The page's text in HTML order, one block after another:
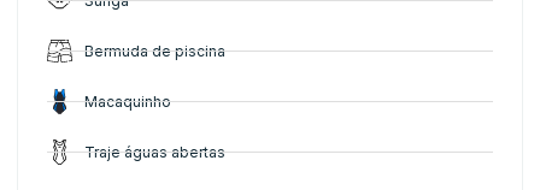
Bermuda de piscina
Macaquinho
Traje águas abertas